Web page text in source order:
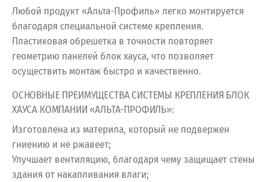
Любой продукт «Альта-Профиль» легко монтируется
благодаря специальной системе крепления.
Пластиковая обрешетка в точности повторяет
геометрию панелей блок хауса, что позволяет
осуществить монтаж быстро и качественно.
ОСНОВНЫЕ ПРЕИМУЩЕСТВА СИСТЕМЫ КРЕПЛЕНИЯ БЛОК
ХАУСА КОМПАНИИ «АЛЬТА-ПРОФИЛЬ»:
Изготовлена из материла, который не подвержен
гниению и не ржавеет;
Улучшает вентиляцию, благодаря чему защищает стены
здания от накапливания влаги;